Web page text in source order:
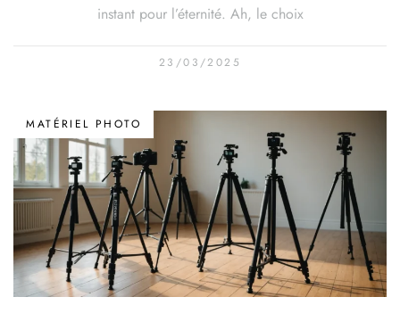
instant pour l’éternité. Ah, le choix
23/03/2025
MATÉRIEL PHOTO